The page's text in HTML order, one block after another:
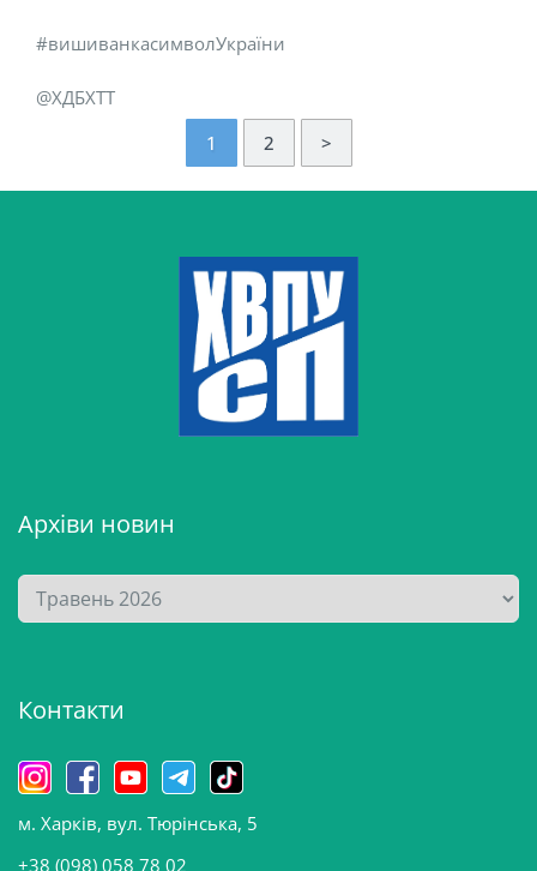
#вишиванкасимволУкраїни
@ХДБХТТ
1
2 >
Архіви новин
А
р
в
н
о
в
и
Контакти
м. Харків, вул. Тюрінська, 5
+38 (098) 058 78 02